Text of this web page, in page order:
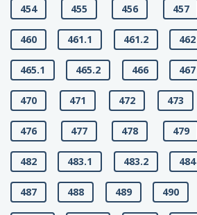
454 455 456 457
460 461.1 461.2 462
465.1 465.2 466 467
470 471 472 473
476 477 478 479
482 483.1 483.2 484
487 488 489 490